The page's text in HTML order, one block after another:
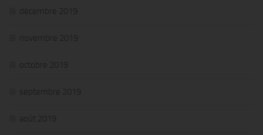
décembre 2019
novembre 2019
octobre 2019
septembre 2019
août 2019